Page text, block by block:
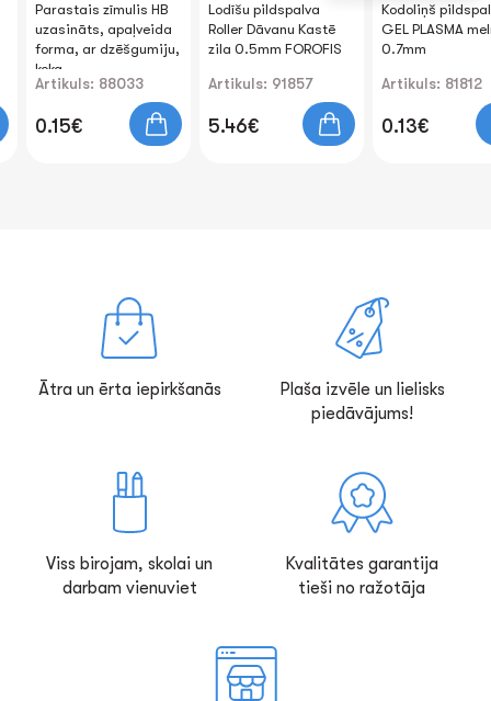
Parastais zīmulis HB
uzasināts, apaļveida
forma, ar dzēšgumiju,
koka
Artikuls: 88033
0.15€
Lodīšu pildspalva
Roller Dāvanu Kastē
zila 0.5mm FOROFIS
Artikuls: 91857
5.46€
Kodoliņš
GEL PLASMA
0.7mm
Artikuls: 81812
0.13€
Ātra un ērta iepirkšanās
Plaša izvēle un lielisks
piedāvājums!
Viss birojam, skolai un
darbam vienuviet
Kvalitātes garantija
tieši no ražotāja